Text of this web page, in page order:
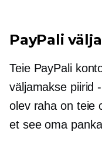
PayPali
Teie PayPali
väljamakse piirid
olev raha on teie
et see oma